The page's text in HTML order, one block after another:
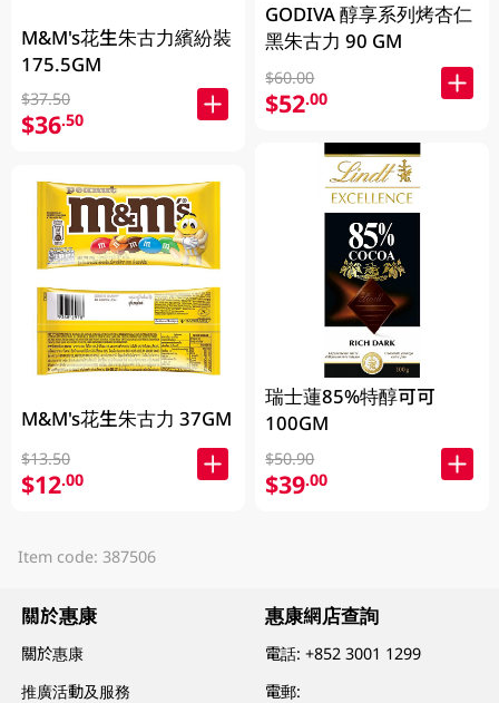
M&M's花生朱古力繽紛裝
175.5GM
$37.50
$36.50
M&M's花生朱古力 37GM
$13.50
$12.00
GODIVA 醇享系列烤杏仁
黑朱古力 90 GM
$60.00
$52.00
瑞士蓮85%特醇可可
100GM
$50.90
$39.00
Item code: 387506
關於惠康
關於惠康
推廣活動及服務
惠康網店查詢
電話:+852 3001 1299
電郵: